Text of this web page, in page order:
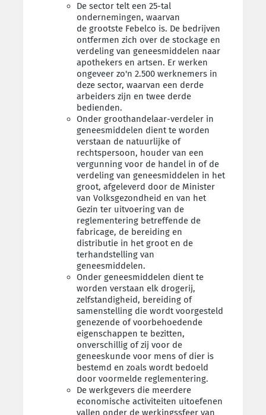
De sector telt een 25-tal
ondernemingen, waarvan
de grootste Febelco is. De bedrijven
ontfermen zich over de stockage en
verdeling van geneesmiddelen naar
apothekers en artsen. Er werken
ongeveer zo'n 2.500 werknemers in
deze sector, waarvan een derde
arbeiders zijn en twee derde
bedienden.
Onder groothandelaar-verdeler in
geneesmiddelen dient te worden
verstaan de natuurlijke of
rechtspersoon, houder van een
vergunning voor de handel in of de
verdeling van geneesmiddelen in het
groot, afgeleverd door de Minister
van Volksgezondheid en van het
Gezin ter uitvoering van de
reglementering betreffende de
fabricage, de bereiding en
distributie in het groot en de
terhandstelling van
geneesmiddelen.
Onder geneesmiddelen dient te
worden verstaan elk drogerij,
zelfstandigheid, bereiding of
samenstelling die wordt voorgesteld
genezende of voorbehoedende
eigenschappen te bezitten,
onverschillig of zij voor de
geneeskunde voor mens of dier is
bestemd en zoals wordt bedoeld
door voormelde reglementering.
De werkgevers die meerdere
economische activiteiten uitoefenen
vallen onder de werkingssfeer van